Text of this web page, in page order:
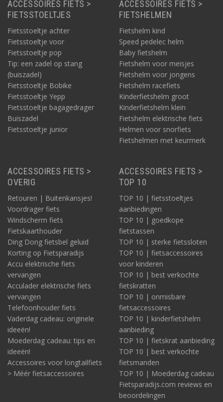
ACCESSOIRES FIETS >
FIETSSTOELTJES
Fietsstoeltje achter
Fietsstoeltje voor
Fietsstoeltje pop
Tip: een zadel op stang
(buiszadel)
Fietsstoeltje Bobike
Fietsstoeltje Yepp
Fietsstoeltje bagagedrager
Buiszadel
Fietsstoeltje junior
ACCESSOIRES FIETS >
FIETSHELMEN
Fietshelm kind
Speed pedelec helm
Baby fietshelm
Fietshelm voor meisjes
Fietshelm voor jongens
Fietshelm racefiets
Kinderfietshelm groot
Kinderfietshelm klein
Fietshelm elektrische fiets
Helmen voor snorfiets
Fietshelmen met keurmerk
ACCESSOIRES FIETS >
OVERIG
Retouren | Buitenkansjes!
Voordrager fiets
Windscherm fiets
Fietskaarthouder
Ding Dong fietsbel geluid
Korting op Fietsparadijs
Accu elektrische fiets
vervangen
Acculader elektrische fiets
vervangen
Telefoonhouder fiets
Vaderdag cadeau: originele
ideeën!
Moederdag cadeau: tips en
ideeën!
Accessoires voor longtailfiets
> Méér fietsaccessoires
ACCESSOIRES FIETS >
TOP 10
TOP 10 | fietsstoeltjes
aanbiedingen
TOP 10 | goedkope
fietstassen
TOP 10 | sterke fietssloten
TOP 10 | fietsaccessoires
voor kinderen
TOP 10 | best verkochte
fietskratten
TOP 10 | onmisbare
fietsaccessoires
TOP 10 | kinderfietshelm
aanbieding
TOP 10 | fietskrat aanbieding
TOP 10 | best verkochte
fietsmanden
TOP 10 | Moederdag cadeau
Fietsparadijs.com reviews en
beoordelingen